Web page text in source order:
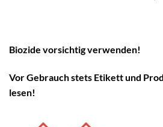
Biozide vorsichtig verwenden!
Vor Gebrauch stets Etikett und
lesen!